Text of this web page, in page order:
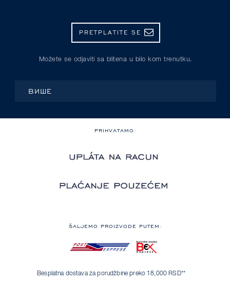
PRETPLATITE SE
Možete se odjaviti sa blitena u bilo kom trenutku.
ВИШЕ
PRIHVATAMO:
ŠALJEMO PROIZVODE PUTEM:
Besplatna dostava za porudžbine preko 18,000 RSD**